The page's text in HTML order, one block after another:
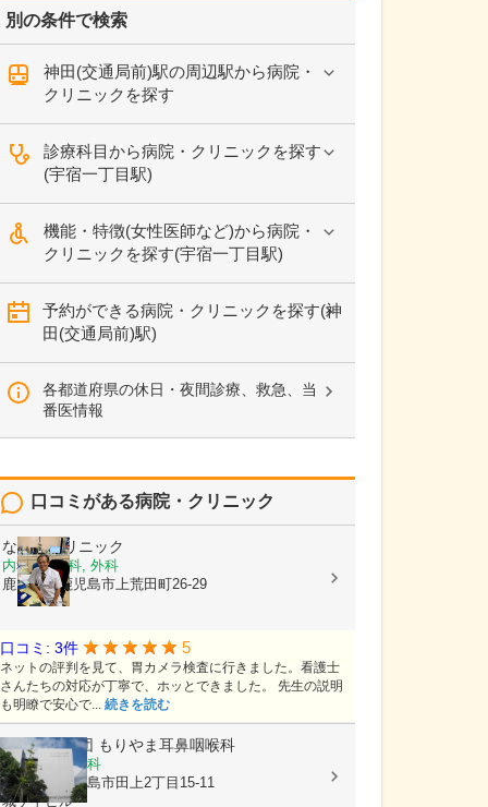
別の条件で検索
神田(交通局前)駅の周辺駅から病院・
クリニックを探す
診療科目から病院・クリニックを探す
(宇宿一丁目駅)
機能・特徴(女性医師など)から病院・
クリニックを探す(宇宿一丁目駅)
予約ができる病院・クリニックを探す(神
田(交通局前)駅)
各都道府県の休日・夜間診療、救急、当
番医情報
口コミがある病院・クリニック
なかのクリニック
内科, 胃腸科, 外科
鹿児島県鹿児島市上荒田町26-29
口コミ: 3件 5
ネットの評判を見て、胃カメラ検査に行きました。看護士
さんたちの対応が丁寧で、ホッとできました。 先生の説明
も明瞭で安心で... 続きを読む
医療法人社団 もりやま耳鼻咽喉科
耳鼻いんこう科
鹿児島県鹿児島市田上2丁目15-11
城ケ平ビル